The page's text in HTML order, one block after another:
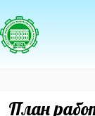
План